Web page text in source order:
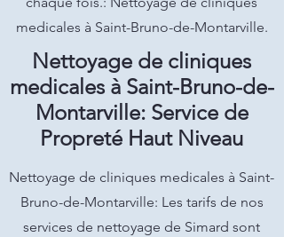
medicales à Saint-Bruno-de-Montarville.
Nettoyage de cliniques
medicales à Saint-Bruno-de-
Montarville: Service de
Propreté Haut Niveau
Nettoyage de cliniques medicales à Saint-
Bruno-de-Montarville: Les tarifs de nos
services de nettoyage de Simard sont